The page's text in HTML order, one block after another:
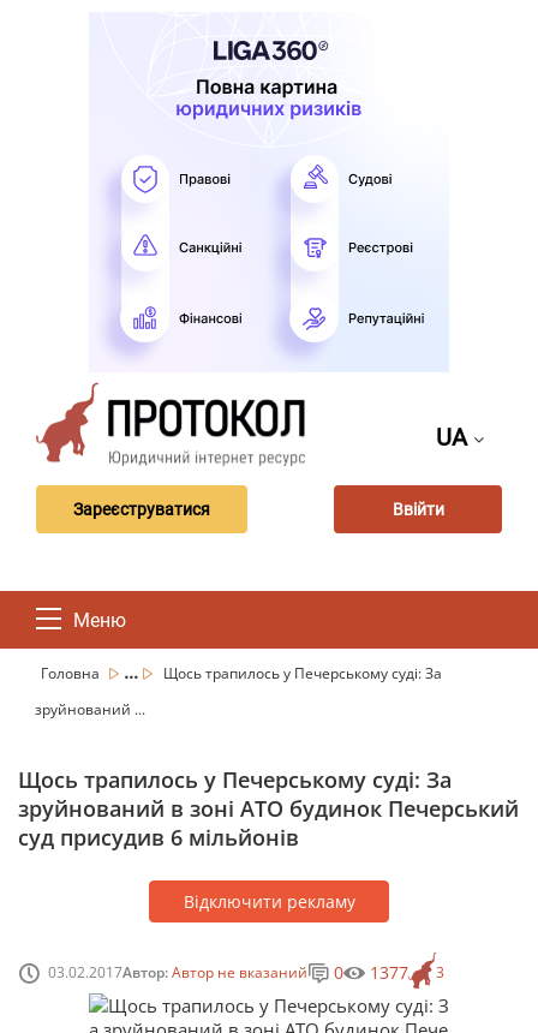
UA
Зареєструватися Ввійти
Меню
Головна ...
Щось трапилось у Печерському суді: За
зруйнований ...
Щось трапилось у Печерському суді: За
зруйнований в зоні АТО будинок Печерський
суд присудив 6 мільйонів
Відключити рекламу
03.02.2017Автор:Автор не вказаний 3
0 1377